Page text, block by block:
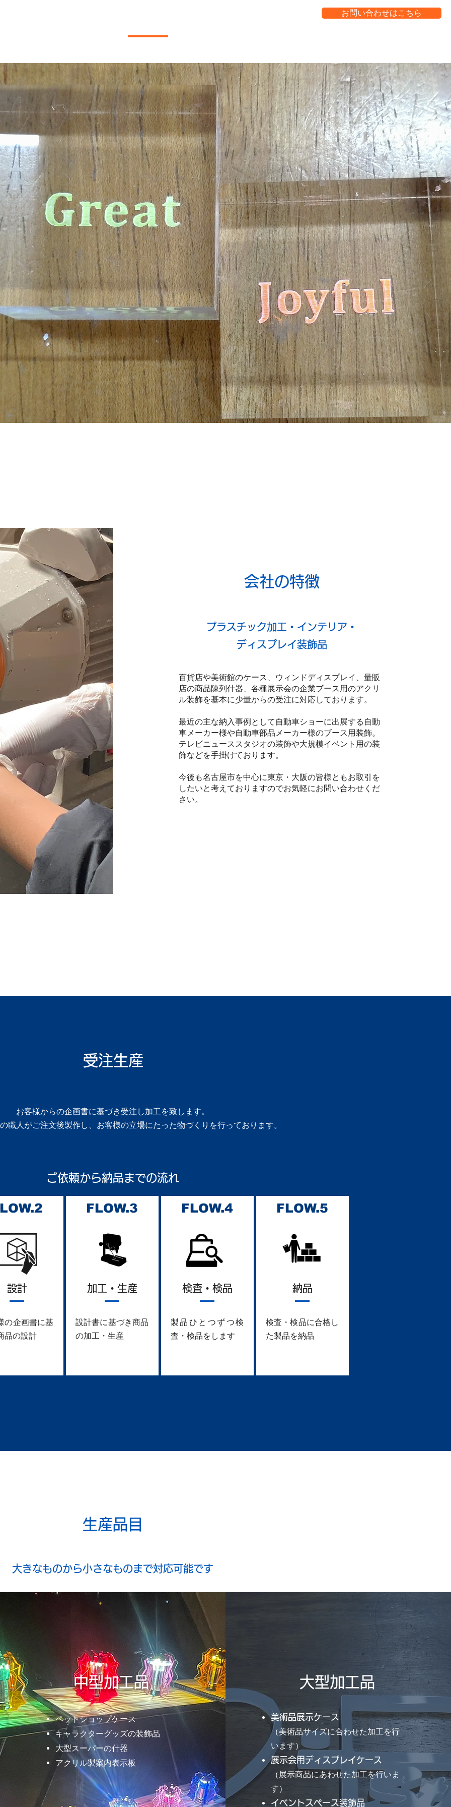
お問い合わせはこちら
会社の特徴
プラスチック加工・インテリア・
ディスプレイ装飾品
百貨店や美術館のケース、ウィンドディスプレイ、量販
店の商品陳列什器、各種展示会の企業ブース用のアクリ
ル装飾を基本に少量からの受注に対応しております。
最近の主な納入事例として自動車ショーに出展する自動
車メーカー様や自動車部品メーカー様のブース用装飾。
テレビニューススタジオの装飾や大規模イベント用の装
飾などを手掛けております。
今後も名古屋市を中心に東京・大阪の皆様ともお取引を
したいと考えておりますのでお気軽にお問い合わせくだ
さい。
受注生産
お客様からの企画書に基づき受注し加工を致します。
職人がご注文後製作し、お客様の立場にたった物づくりを行っております。
ご依頼から納品までの流れ
設計
の企画書に基
品の設計
FLOW.3
加工・生産
設計書に基づき商品
の加工・生産
FLOW.4
検査・検品
製品ひとつずつ検
査・検品をします
FLOW.5
納品
検査・検品に合格し
た製品を納品
生産品目
大きなものから小さなものまで対応可能です
中型加工品
ペットショップケース
キャラクターグッズの装飾品
大型スーパーの什器
アクリル製案内表示板
大型加工品
美術品展示ケース
（美術品サイズに合わせた加工を行
います）
展示会用ディスプレイケース
（展示商品にあわせた加工を行いま
す）
イベントスペース装飾品